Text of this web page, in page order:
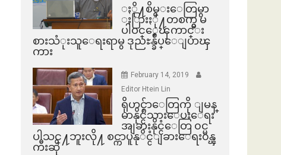
ႏို႔စိမ္းေတြမွာ
ႏြားႏို႔တစက္မွ မ
ပါဝင္ေၾကာင္း
စားသံုးသူေရးရာမွ ဒုညႊန္ခ်ဳပ္ေျပာၾ
ကား
February 14, 2019
Editor Htein Lin
ရိုဟင္ဂ်ာေတြကို ျမန္
မာနိုင္ငံသားေပးေရး
အျခားနိုင္ငံေတြ ၀င္မ
ပါသင္႔ဘူးလို႔ စင္ကာပူနုိင္ငံျခားေရး၀န္ၾ
ကီးဆို